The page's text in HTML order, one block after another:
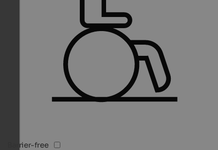
Barrier-free